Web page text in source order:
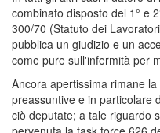
combinato disposto del 1° e
300/70 (Statuto dei
pubblica un giudizio e un
come pure sull'infermità per
Ancora apertissima rimane
preassuntive e in particolare
ciò deputate; a tale riguardo